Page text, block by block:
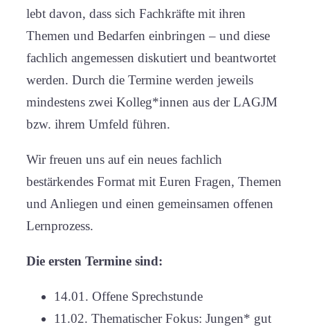
lebt davon, dass sich Fachkräfte mit ihren
Themen und Bedarfen einbringen – und diese
fachlich angemessen diskutiert und beantwortet
werden. Durch die Termine werden jeweils
mindestens zwei Kolleg*innen aus der LAGJM
bzw. ihrem Umfeld führen.
Wir freuen uns auf ein neues fachlich
bestärkendes Format mit Euren Fragen, Themen
und Anliegen und einen gemeinsamen offenen
Lernprozess.
Die ersten Termine sind:
14.01. Offene Sprechstunde
11.02. Thematischer Fokus: Jungen* gut